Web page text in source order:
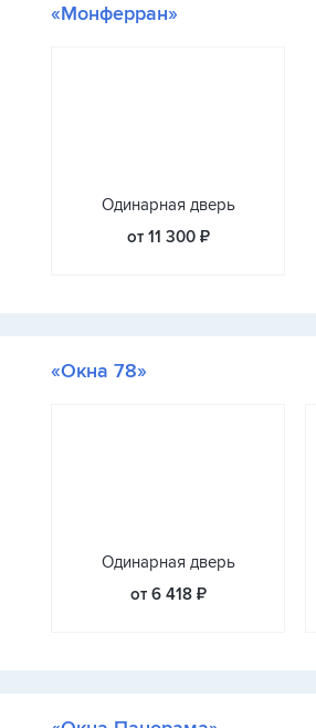
«Монферран»
Одинарная дверь
от 11 300 ₽
«Окна 78»
Одинарная дверь
от 6 418 ₽